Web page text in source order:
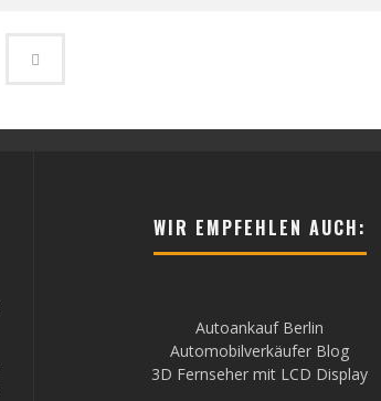
WIR EMPFEHLEN AUCH:
Autoankauf Berlin
Automobilverkäufer Blog
3D Fernseher mit LCD Display